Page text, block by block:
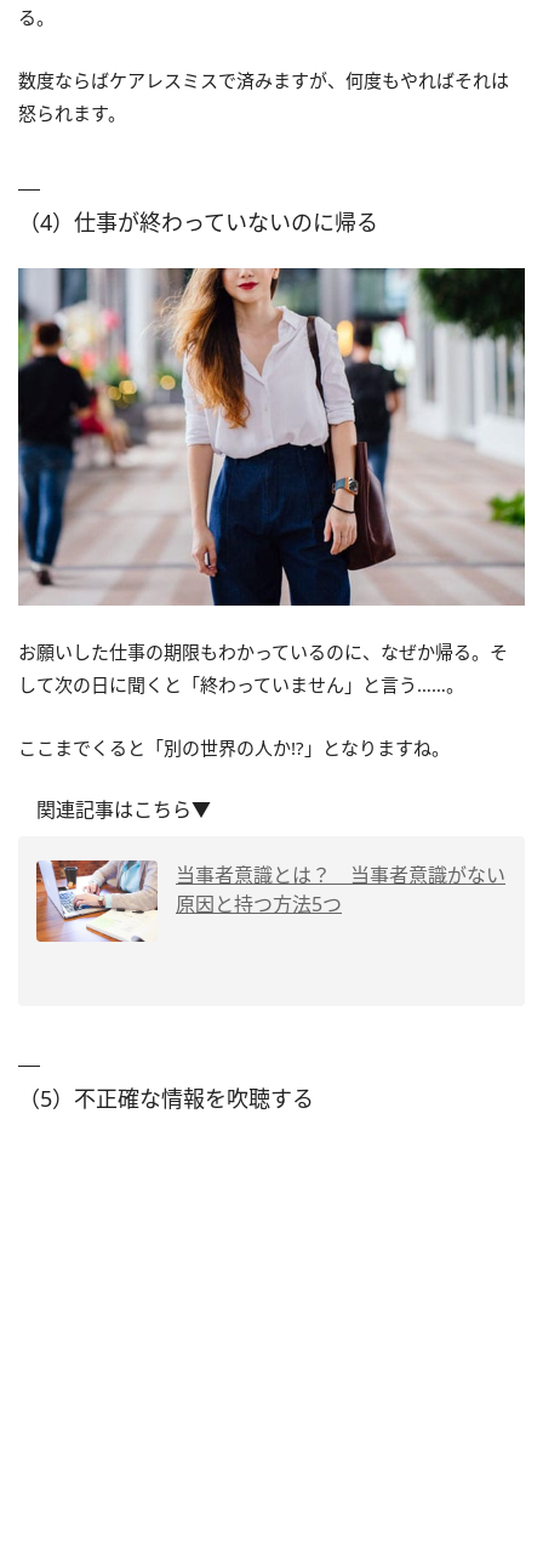
る。
数度ならばケアレスミスで済みますが、何度もやればそれは
怒られます。
（4）仕事が終わっていないのに帰る
お願いした仕事の期限もわかっているのに、なぜか帰る。そ
して次の日に聞くと「終わっていません」と言う……。
ここまでくると「別の世界の人か!?」となりますね。
関連記事はこちら▼
当事者意識とは？ 当事者意識がない
原因と持つ方法5つ
（5）不正確な情報を吹聴する